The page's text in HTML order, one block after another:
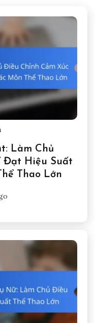
Làm Chủ
Đạt Hiệu Suất
Thao Lớn